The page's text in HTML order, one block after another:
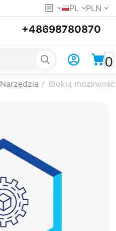
PL PLN
+48698780870
0
Narzędzia / Blokuj